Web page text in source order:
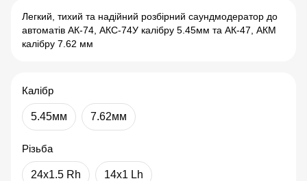
Легкий, тихий та надійний розбірний саундмодератор до
автоматів АК-74, АКС-74У калібру 5.45мм та АК-47, АКМ
калібру 7.62 мм
Калібр
5.45мм 7.62мм
Різьба
24x1.5 Rh 14x1 Lh